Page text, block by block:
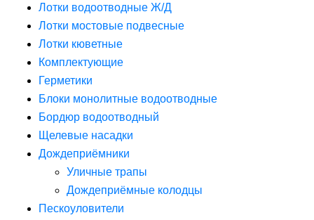
Лотки водоотводные Ж/Д
Лотки мостовые подвесные
Лотки кюветные
Комплектующие
Герметики
Блоки монолитные водоотводные
Бордюр водоотводный
Щелевые насадки
Дождеприёмники
Уличные трапы
Дождеприёмные колодцы
Пескоуловители